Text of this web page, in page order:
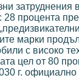
затруднения
процента
марки
с високо
цел от 80
г.